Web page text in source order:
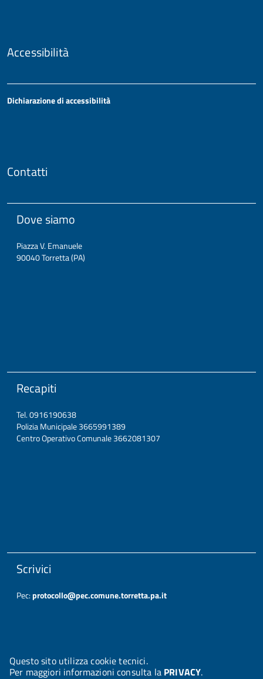
Questo sito utilizza cookie tecnici.
Per maggiori informazioni consulta la PRIVACY.
Accessibilità
Dichiarazione di accessibilità
Contatti
Dove siamo
Piazza V. Emanuele
90040 Torretta (PA)
Recapiti
Tel. 0916190638
Polizia Municipale 3665991389
Centro Operativo Comunale 3662081307
Scrivici
Pec:protocollo@pec.comune.torretta.pa.it
© 2026 Halley Informatica. Tutti i diritti riservati. Halley EG 041437.